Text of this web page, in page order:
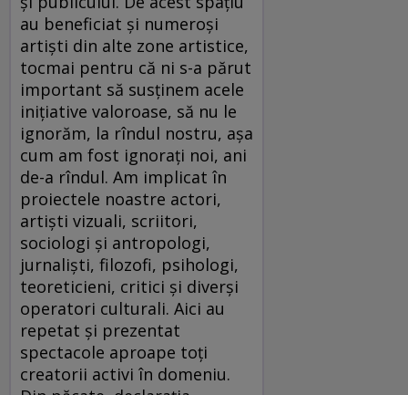
au beneficiat şi numeroşi
artişti din alte zone artistice,
tocmai pentru că ni s-a părut
important să susţinem acele
iniţiative valoroase, să nu le
ignorăm, la rîndul nostru, aşa
cum am fost ignoraţi noi, ani
de-a rîndul. Am implicat în
proiectele noastre actori,
artişti vizuali, scriitori,
sociologi şi antropologi,
jurnalişti, filozofi, psihologi,
teoreticieni, critici şi diverşi
operatori culturali. Aici au
repetat şi prezentat
spectacole aproape toţi
creatorii activi în domeniu.